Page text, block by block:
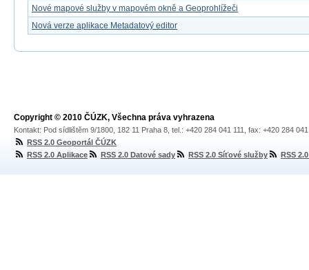
Nové mapové služby v mapovém okně a Geoprohlížeči
Nová verze aplikace Metadatový editor
Copyright © 2010 ČÚZK, Všechna práva vyhrazena
Kontakt: Pod sídlištěm 9/1800, 182 11 Praha 8, tel.: +420 284 041 111, fax: +420 284
RSS 2.0 Geoportál ČÚZK
RSS 2.0 Aplikace
RSS 2.0 Datové sady RSS 2.0 Síťové služby RSS